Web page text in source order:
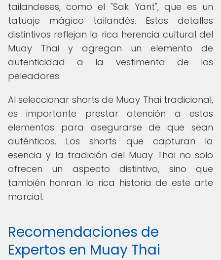
tailandeses, como el "Sak Yant", que es un
tatuaje mágico tailandés. Estos detalles
distintivos reflejan la rica herencia cultural del
Muay Thai y agregan un elemento de
autenticidad a la vestimenta de los
peleadores.
Al seleccionar shorts de Muay Thai tradicional,
es importante prestar atención a estos
elementos para asegurarse de que sean
auténticos. Los shorts que capturan la
esencia y la tradición del Muay Thai no solo
ofrecen un aspecto distintivo, sino que
también honran la rica historia de este arte
marcial.
Recomendaciones de
Expertos en Muay Thai